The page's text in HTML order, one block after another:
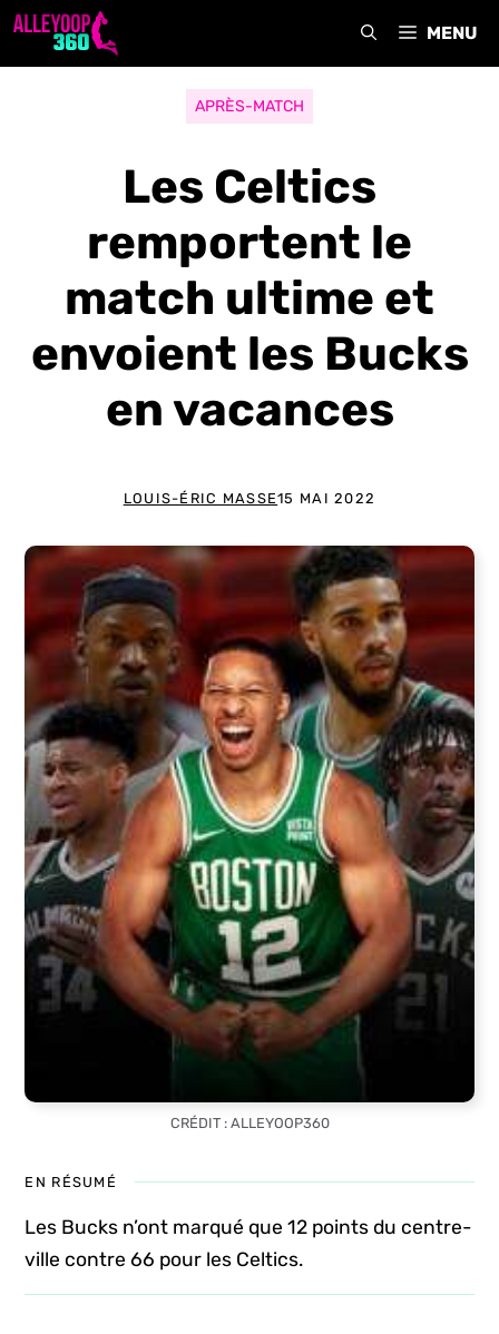
Aller
MENU
APRÈS-MATCH
Les Celtics
remportent le
match ultime et
envoient les Bucks
en vacances
LOUIS-ÉRIC MASSE15 MAI 2022
CRÉDIT : ALLEYOOP360
EN RÉSUMÉ
Les Bucks n’ont marqué que 12 points du centre-
ville contre 66 pour les Celtics.